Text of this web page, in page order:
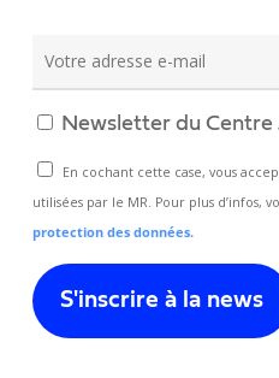
Newsletter du Centre
En cochant cette case, vous
utilisées par le MR. Pour plus d’infos,
protection des données.